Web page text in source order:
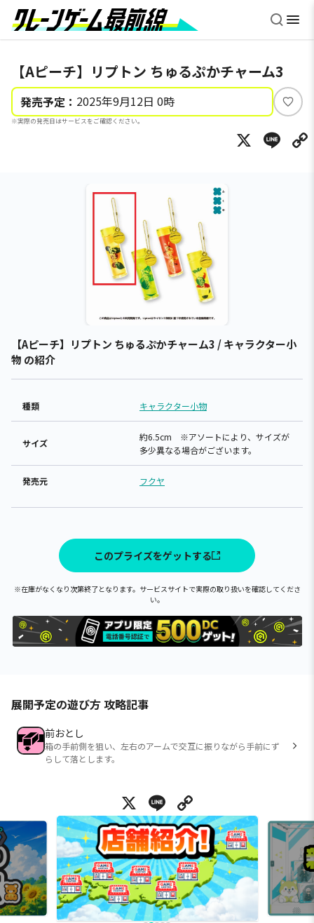
【Aピーチ】リプトン ちゅるぷかチャーム3
発売予定： 2025年9月12日 0時
※実際の発売日はサービスをご確認ください。
い
ね
X
【Aピーチ】リプトン ちゅるぷかチャーム3 / キャラクター小
物 の紹介
種類 キャラクター小物
サイズ
約6.5cm ※アソートにより、サイズが
多少異なる場合がございます。
発売元 フクヤ
このプライズをゲットする
※在庫がなくなり次第終了となります。サービスサイトで実際の取り扱いを確認してくださ
い。
展開予定の遊び方 攻略記事
前おとし
箱の手前側を狙い、左右のアームで交互に振りながら手前にず
らして落とします。
X Line